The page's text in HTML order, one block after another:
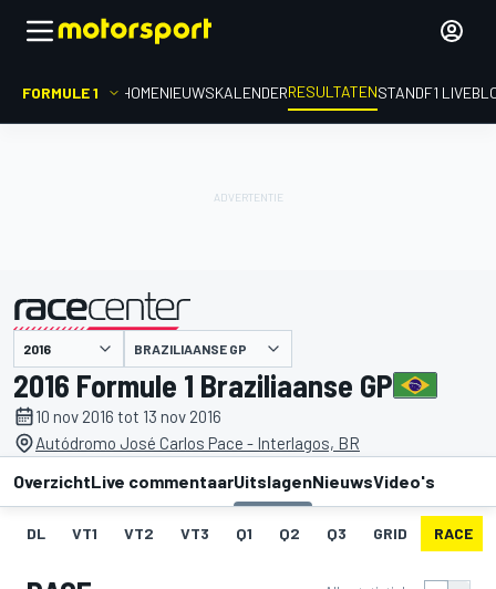
FORMULE 1 HOMENIEUWSKALENDERRESULTATENSTANDF1
gepresenteerd door BRAZILIAANSE GP
2016 Formule 1 Braziliaanse GP
10 nov 2016 tot 13 nov 2016
Autódromo José Carlos Pace - Interlagos, BR
OverzichtLive commentaarUitslagenNieuwsVideo's
DL VT1 VT2 VT3 Q1 Q2 Q3 GRID RACE